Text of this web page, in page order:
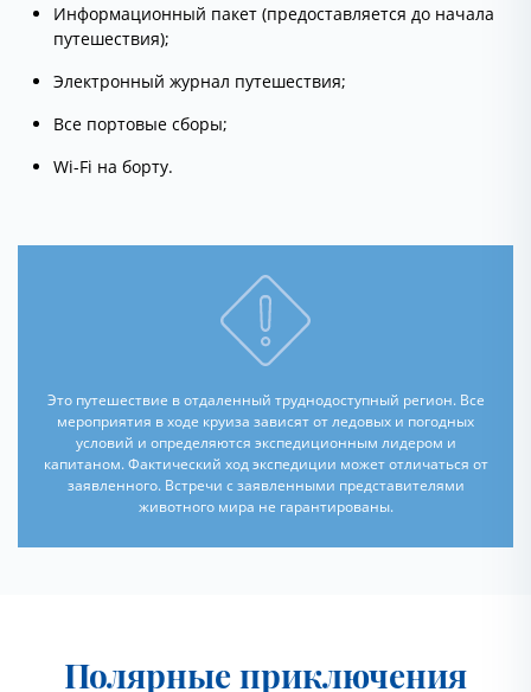
Информационный пакет (предоставляется до начала
путешествия);
Электронный журнал путешествия;
Все портовые сборы;
Wi-Fi на борту.
Это путешествие в отдаленный труднодоступный регион. Все
мероприятия в ходе круиза зависят от ледовых и погодных
условий и определяются экспедиционным лидером и
капитаном. Фактический ход экспедиции может отличаться от
заявленного. Встречи с заявленными представителями
животного мира не гарантированы.
Полярные приключения